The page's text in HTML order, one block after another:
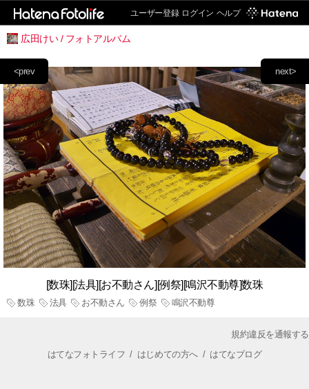
ユーザー登録 ログイン ヘルプ
広田けい / フォトアルバム
next>
<prev
[数珠][法具][お不動さん][例祭][鳴沢不動尊]数珠
数珠 法具 お不動さん 例祭 鳴沢不動尊
規約違反を通報する
はてなフォトライフ / はじめての方へ/ はてなブログ